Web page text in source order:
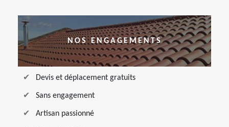
NOS ENGAGEMENTS
Devis et déplacement gratuits
Sans engagement
Artisan passionné